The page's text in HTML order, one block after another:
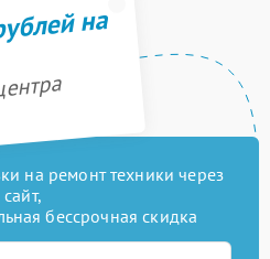
на
на ремонт техники через
сайт,
бессрочная скидка